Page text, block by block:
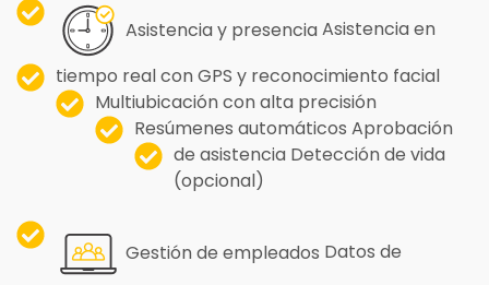
Asistencia y presenciaAsistencia en
tiempo real con GPS y reconocimiento facial
Multiubicación con alta precisión
Resúmenes automáticos Aprobación
de asistencia Detección de vida
(opcional)
Gestión de empleados Datos de